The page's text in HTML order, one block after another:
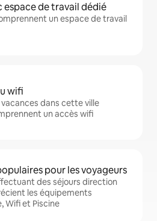
espace de travail dédié
un espace de travail
wifi
dans cette ville
un accès wifi
pour les voyageurs
des séjours direction
les équipements
Wifi et Piscine